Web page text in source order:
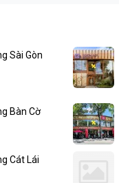
Sài Gòn
Bàn Cờ
Cát Lái